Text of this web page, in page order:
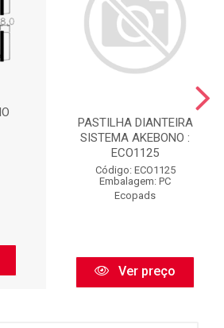
PASTILHA DIANTEIRA
SISTEMA AKEBONO :
ECO1125
Código: ECO1125
Embalagem: PC
Ecopads
Ver preço